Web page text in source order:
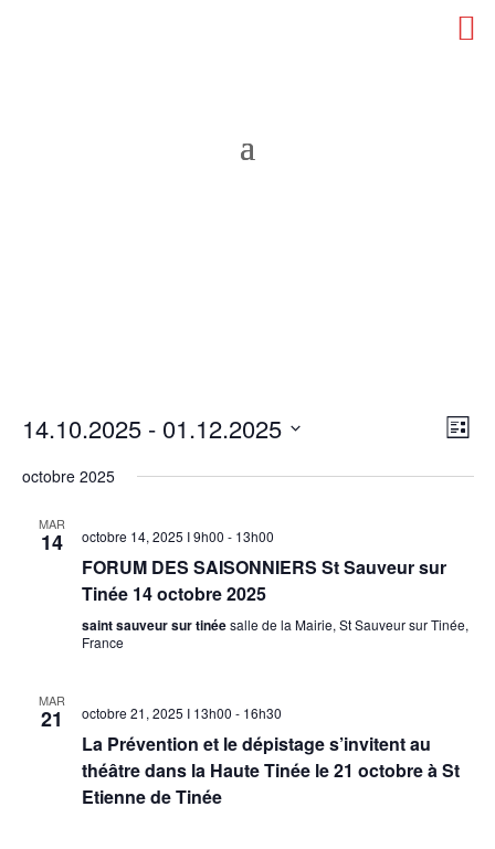
de
Liste
14.10.2025 - 01.12.2025
une
octobre 2025
MAR
14 octobre 14, 2025 I 9h00 - 13h00
FORUM DES SAISONNIERS St Sauveur sur
Tinée 14 octobre 2025
saint sauveur sur tinéesalle de la Mairie, St Sauveur sur Tinée,
France
MAR
21 octobre 21, 2025 I 13h00 - 16h30
La Prévention et le dépistage s’invitent au
théâtre dans la Haute Tinée le 21 octobre à St
Etienne de Tinée